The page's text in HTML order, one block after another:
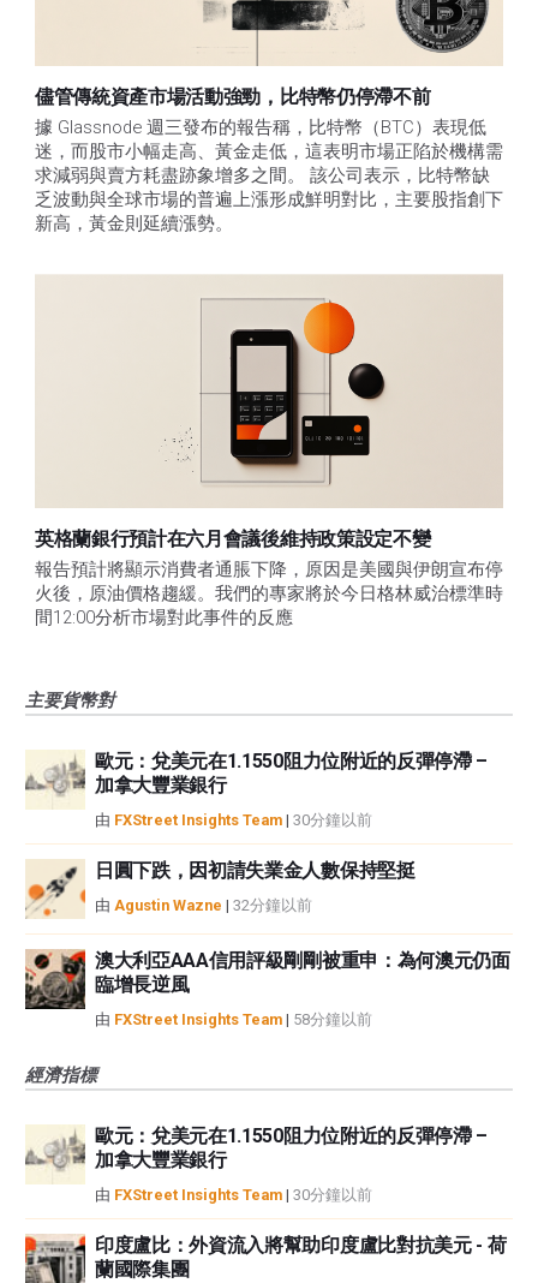
儘管傳統資產市場活動強勁，比特幣仍停滯不前
據 Glassnode 週三發布的報告稱，比特幣（BTC）表現低
迷，而股市小幅走高、黃金走低，這表明市場正陷於機構需
求減弱與賣方耗盡跡象增多之間。 該公司表示，比特幣缺
乏波動與全球市場的普遍上漲形成鮮明對比，主要股指創下
新高，黃金則延續漲勢。
英格蘭銀行預計在六月會議後維持政策設定不變
報告預計將顯示消費者通脹下降，原因是美國與伊朗宣布停
火後，原油價格趨緩。我們的專家將於今日格林威治標準時
間12:00分析市場對此事件的反應
主要貨幣對
歐元：兌美元在1.1550阻力位附近的反彈停滯 –
加拿大豐業銀行
由 FXStreet Insights Team | 30分鐘以前
日圓下跌，因初請失業金人數保持堅挺
由 Agustin Wazne | 32分鐘以前
澳大利亞AAA信用評級剛剛被重申：為何澳元仍面
臨增長逆風
由 FXStreet Insights Team | 58分鐘以前
經濟指標
歐元：兌美元在1.1550阻力位附近的反彈停滯 –
加拿大豐業銀行
由 FXStreet Insights Team | 30分鐘以前
印度盧比：外資流入將幫助印度盧比對抗美元 - 荷
蘭國際集團